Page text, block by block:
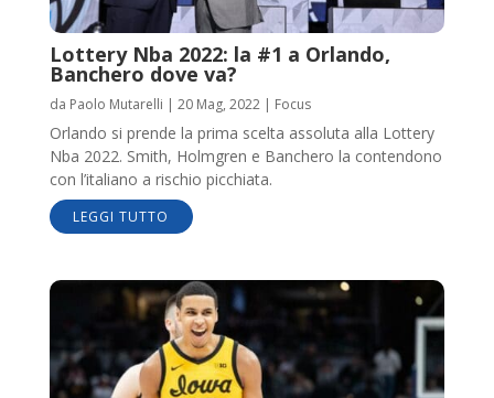
Lottery Nba 2022: la #1 a Orlando,
Banchero dove va?
da Paolo Mutarelli | 20 Mag, 2022| Focus
Orlando si prende la prima scelta assoluta alla Lottery
Nba 2022. Smith, Holmgren e Banchero la contendono
con l’italiano a rischio picchiata.
LEGGI TUTTO